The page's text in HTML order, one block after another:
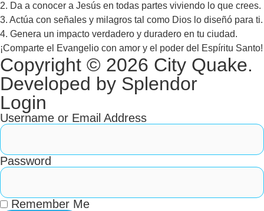
2. Da a conocer a Jesús en todas partes viviendo lo que crees.
3. Actúa con señales y milagros tal como Dios lo diseñó para ti.
4. Genera un impacto verdadero y duradero en tu ciudad.
¡Comparte el Evangelio con amor y el poder del Espíritu Santo!
Copyright © 2026 City Quake.
Developed by Splendor
Login
Username or Email Address
Password
Remember Me